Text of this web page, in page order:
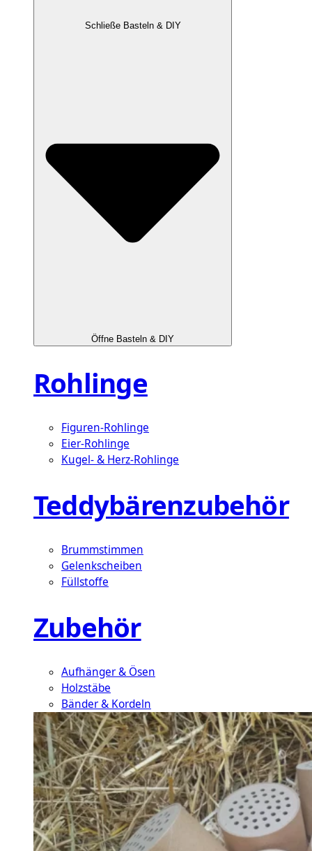
Schließe Basteln & DIY
Öffne Basteln & DIY
Rohlinge
Figuren-Rohlinge
Eier-Rohlinge
Kugel- & Herz-Rohlinge
Teddybärenzubehör
Brummstimmen
Gelenkscheiben
Füllstoffe
Zubehör
Aufhänger & Ösen
Holzstäbe
Bänder & Kordeln